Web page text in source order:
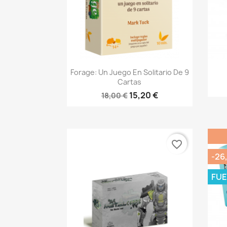
Vista rápida
Forage: Un Juego En Solitario De 9
Cartas
18,00 € 15,20 €
favorite_border
-